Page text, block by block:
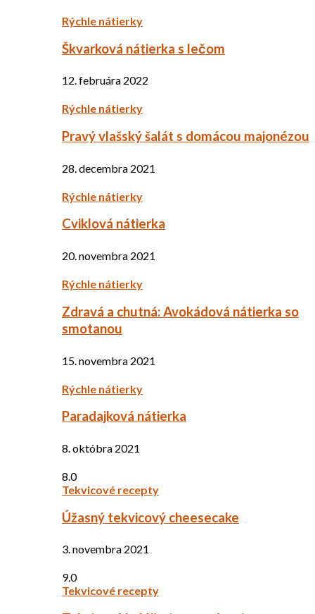
Rýchle nátierky
Škvarková nátierka s lečom
12. februára 2022
Rýchle nátierky
Pravý vlašský šalát s domácou majonézou
28. decembra 2021
Rýchle nátierky
Cviklová nátierka
20. novembra 2021
Rýchle nátierky
Zdravá a chutná: Avokádová nátierka so
smotanou
15. novembra 2021
Rýchle nátierky
Paradajková nátierka
8. októbra 2021
8.0
Tekvicové recepty
Úžasný tekvicový cheesecake
3. novembra 2021
9.0
Tekvicové recepty